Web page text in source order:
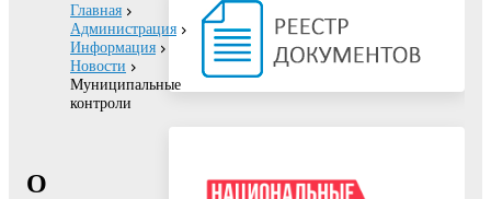
Главная
Администрация
Информация
Новости
Муниципальные
контроли
О